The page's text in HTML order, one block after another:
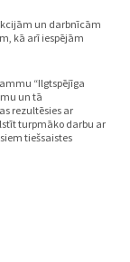
un darbnīcām
kā arī iespējām
“Ilgtspējīga
un tā
rezultēsies ar
turpmāko darbu ar
tiešsaistes